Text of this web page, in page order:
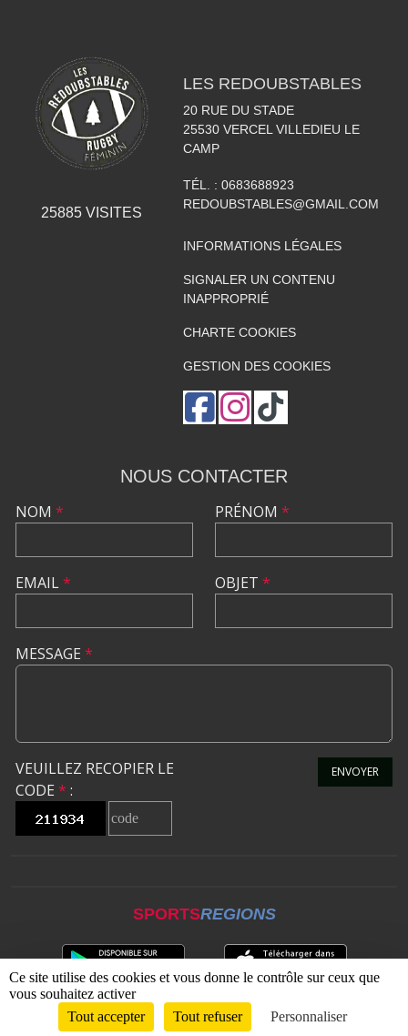
25885VISITES
LES REDOUBSTABLES
20 RUE DU STADE
25530 VERCEL VILLEDIEU LE
CAMP
TÉL. : 0683688923
REDOUBSTABLES@GMAIL.COM
INFORMATIONS LÉGALES
SIGNALER UN CONTENU
INAPPROPRIÉ
CHARTE COOKIES
GESTION DES COOKIES
NOUS CONTACTER
NOM *
EMAIL*
PRÉNOM *
OBJET *
MESSAGE *
VEUILLEZ RECOPIER LE
CODE * :
ENVOYER
SPORTSREGIONS
Envie de participer ? CONNEXION
Ce site utilise des cookies et vous donne le contrôle sur ceux que
vous souhaitez activer
Tout accepter
Tout refuser Personnaliser